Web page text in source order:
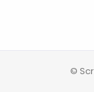
©